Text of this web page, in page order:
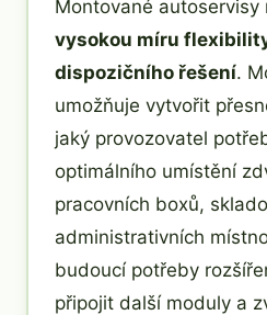
Montované autoservisy
vysokou míru
dispozičního řešení.
umožňuje vytvořit
jaký provozovatel
optimálního umístění
pracovních boxů,
administrativních
budoucí potřeby
připojit další moduly a